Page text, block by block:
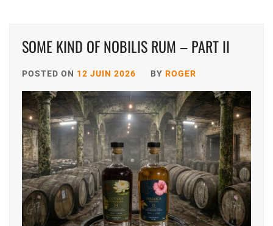
SOME KIND OF NOBILIS RUM – PART II
POSTED ON 12 JUIN 2026 BY ROGER